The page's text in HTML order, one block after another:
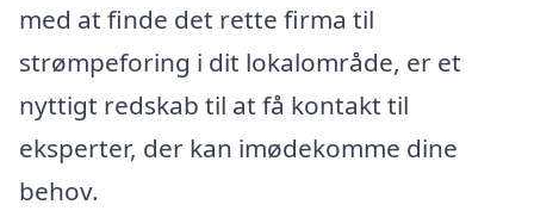
med at finde det rette firma til
strømpeforing i dit lokalområde, er et
nyttigt redskab til at få kontakt til
eksperter, der kan imødekomme dine
behov.